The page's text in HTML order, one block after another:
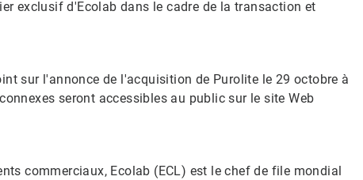
exclusif d'Ecolab dans le cadre de la transaction et
sur l'annonce de l'acquisition de Purolite le 29 octobre à
seront accessibles au public sur le site Web
commerciaux, Ecolab (ECL) est le chef de file mondial